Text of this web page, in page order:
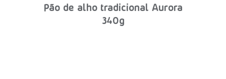
Pão de alho tradicional Aurora
340g